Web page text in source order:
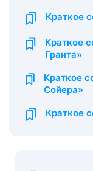
Краткое
Краткое
Гранта»
Краткое
Сойера»
Краткое